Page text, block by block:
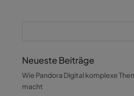
Neueste Beiträge
Wie Pandora Digital komplexe
macht